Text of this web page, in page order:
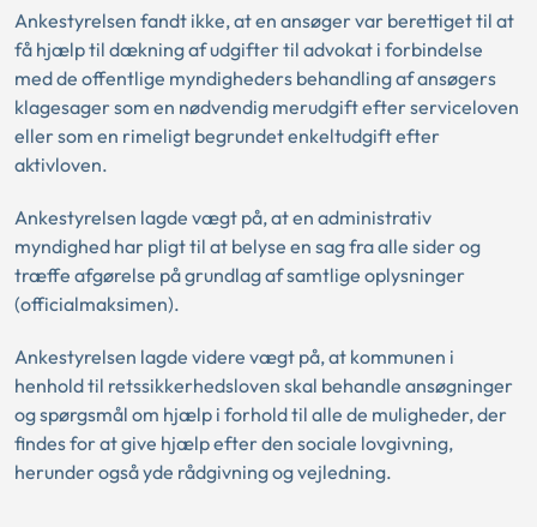
Ankestyrelsen fandt ikke, at en ansøger var berettiget til at
få hjælp til dækning af udgifter til advokat i forbindelse
med de offentlige myndigheders behandling af ansøgers
klagesager som en nødvendig merudgift efter serviceloven
eller som en rimeligt begrundet enkeltudgift efter
aktivloven.
Ankestyrelsen lagde vægt på, at en administrativ
myndighed har pligt til at belyse en sag fra alle sider og
træffe afgørelse på grundlag af samtlige oplysninger
(officialmaksimen).
Ankestyrelsen lagde videre vægt på, at kommunen i
henhold til retssikkerhedsloven skal behandle ansøgninger
og spørgsmål om hjælp i forhold til alle de muligheder, der
findes for at give hjælp efter den sociale lovgivning,
herunder også yde rådgivning og vejledning.